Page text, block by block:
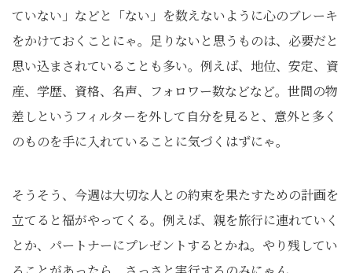
ていない」などと「ない」を数えないように心のブレーキ
をかけておくことにゃ。足りないと思うものは、必要だと
思い込まされていることも多い。例えば、地位、安定、資
産、学歴、資格、名声、フォロワー数などなど。世間の物
差しというフィルターを外して自分を見ると、意外と多く
のものを手に入れていることに気づくはずにゃ。
そうそう、今週は大切な人との約束を果たすための計画を
立てると福がやってくる。例えば、親を旅行に連れていく
とか、パートナーにプレゼントするとかね。やり残してい